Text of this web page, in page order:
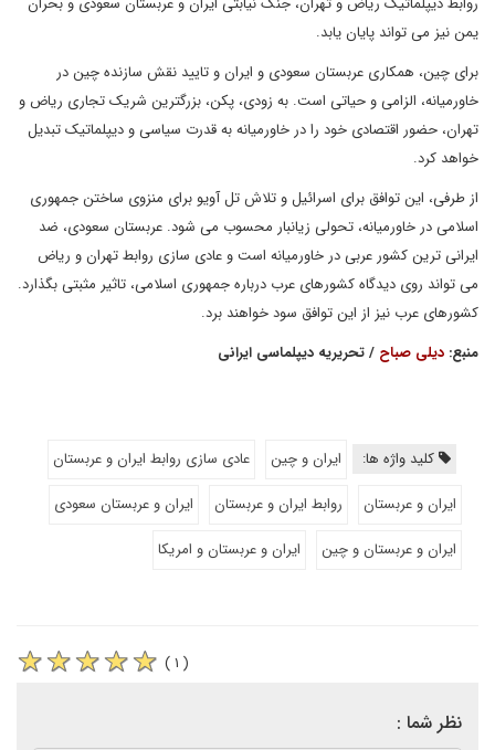
یمن نیز می تواند پایان یابد.
برای چین، همکاری عربستان سعودی و ایران و تایید نقش سازنده چین در
خاورمیانه، الزامی و حیاتی است. به زودی، پکن، بزرگترین شریک تجاری ریاض و
تهران، حضور اقتصادی خود را در خاورمیانه به قدرت سیاسی و دیپلماتیک تبدیل
خواهد کرد.
از طرفی، این توافق برای اسرائیل و تلاش تل آویو برای منزوی ساختن جمهوری
اسلامی در خاورمیانه، تحولی زیانبار محسوب می شود. عربستان سعودی، ضد
ایرانی ترین کشور عربی در خاورمیانه است و عادی سازی روابط تهران و ریاض
می تواند روی دیدگاه کشورهای عرب درباره جمهوری اسلامی، تاثیر مثبتی بگذارد.
کشورهای عرب نیز از این توافق سود خواهند برد.
منبع: دیلی صباح / تحریریه دیپلماسی ایرانی
کلید واژه ها: ایران و چین
عادی سازی روابط ایران و عربستان
ایران و عربستان
روابط ایران و عربستان
ایران و عربستان سعودی
ایران و عربستان و چین
ایران و عربستان و امریکا
( ۱ )
نظر شما :